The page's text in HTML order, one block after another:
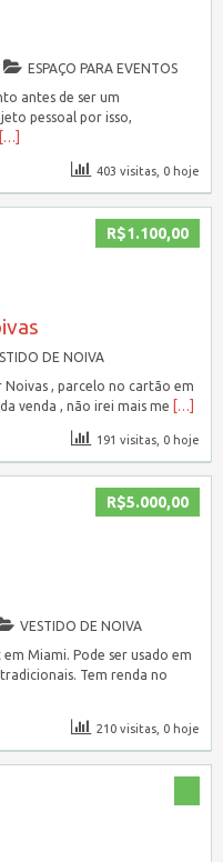
ESPAÇO PARA EVENTOS
antes de ser um
pessoal por isso,
[…]
403 visitas, 0 hoje
R$1.100,00
DE NOIVA
, parcelo no cartão em
venda , não irei mais me […]
191 visitas, 0 hoje
R$5.000,00
VESTIDO DE NOIVA
Miami. Pode ser usado em
Tem renda no
210 visitas, 0 hoje